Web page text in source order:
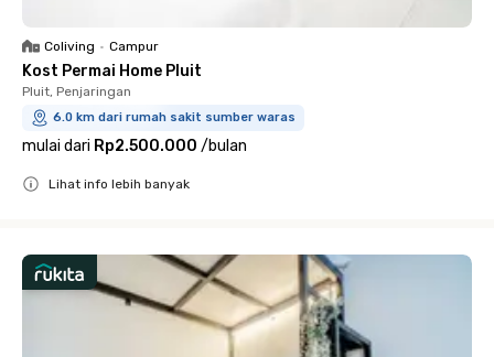
Coliving • Campur
Kost Permai Home Pluit
Pluit, Penjaringan
6.0 km dari rumah sakit sumber waras
mulai dari Rp2.500.000 /bulan
Lihat info lebih banyak